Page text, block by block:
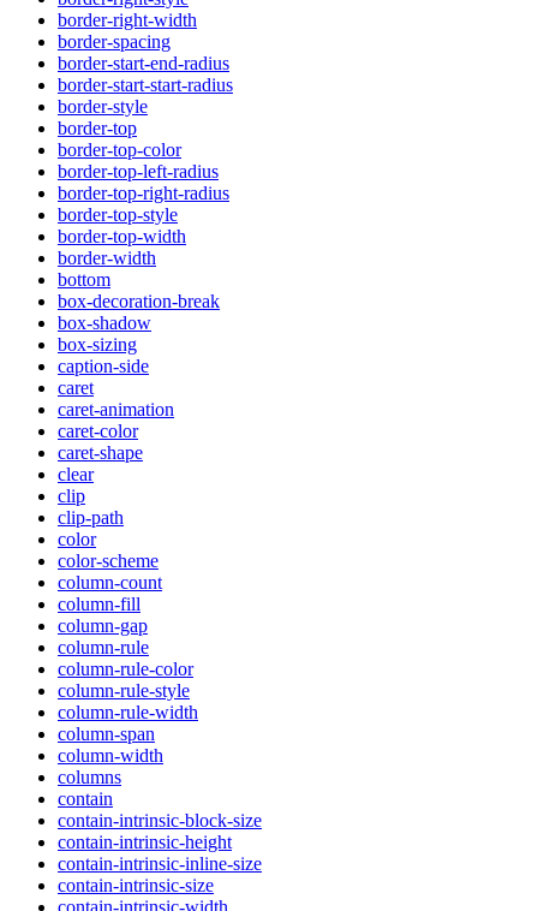
border-right-width
border-spacing
border-start-end-radius
border-start-start-radius
border-style
border-top
border-top-color
border-top-left-radius
border-top-right-radius
border-top-style
border-top-width
border-width
bottom
box-decoration-break
box-shadow
box-sizing
caption-side
caret
caret-animation
caret-color
caret-shape
clear
clip
clip-path
color
color-scheme
column-count
column-fill
column-gap
column-rule
column-rule-color
column-rule-style
column-rule-width
column-span
column-width
columns
contain
contain-intrinsic-block-size
contain-intrinsic-height
contain-intrinsic-inline-size
contain-intrinsic-size
contain-intrinsic-width